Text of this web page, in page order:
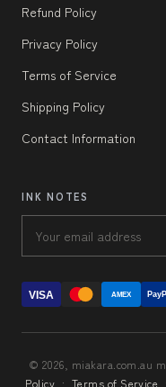
Refund Policy
Privacy Policy
Terms of Service
Shipping Policy
Contact Information
INK NOTES
VISA AMEX
© 2026, miakara.com.au
Policy · Terms of Service